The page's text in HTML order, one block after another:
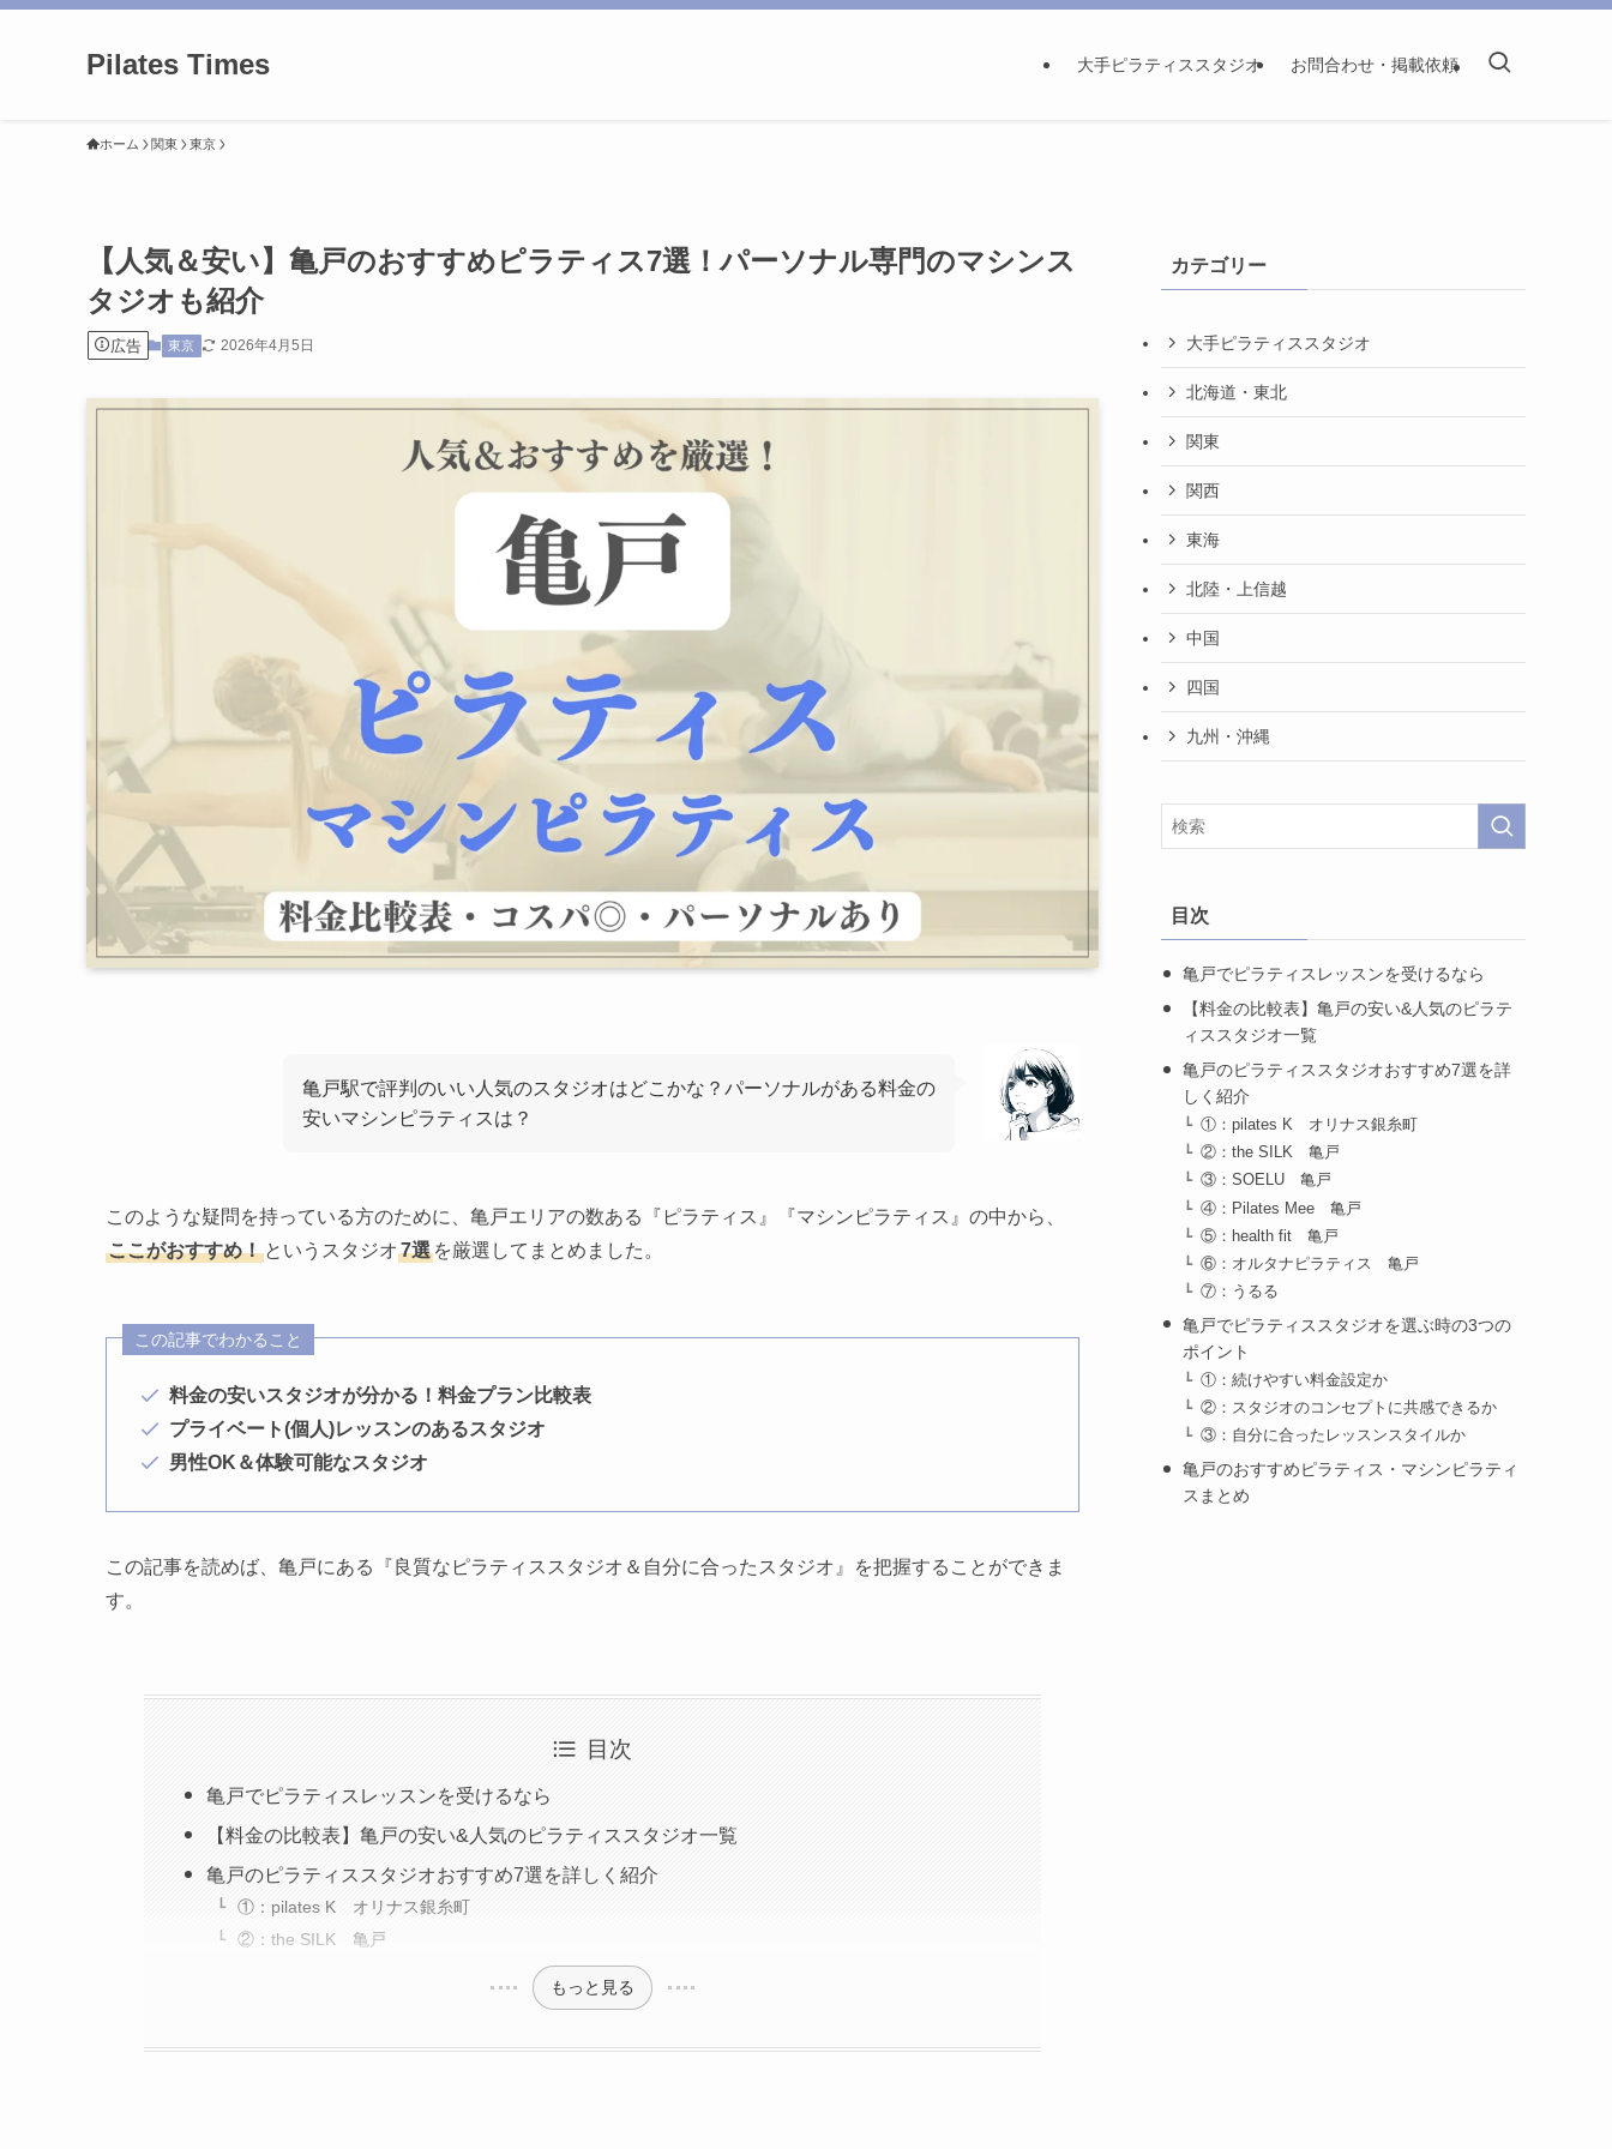
Pilates Times 大手ピラティススタジオ お問合わせ・掲載依頼
ホーム 関東 東京
【人気＆安い】亀戸のおすすめピラティス7選！パーソナル専門のマシンス
タジオも紹介
広告 東京 2026年4月5日
亀戸駅で評判のいい人気のスタジオはどこかな？パーソナルがある料金の
安いマシンピラティスは？
このような疑問を持っている方のために、亀戸エリアの数ある『ピラティス』『マシンピラティス』の中から、
ここがおすすめ！ というスタジオ 7選 を厳選してまとめました。
この記事でわかること
料金の安いスタジオが分かる！料金プラン比較表
プライベート(個人)レッスンのあるスタジオ
男性OK＆体験可能なスタジオ
この記事を読めば、亀戸にある『良質なピラティススタジオ＆自分に合ったスタジオ』を把握することができま
す。
目次
亀戸でピラティスレッスンを受けるなら
【料金の比較表】亀戸の安い&人気のピラティススタジオ一覧
亀戸のピラティススタジオおすすめ7選を詳しく紹介
①：pilates K オリナス銀糸町
②：the SILK 亀戸
もっと見る
カテゴリー
大手ピラティススタジオ
北海道・東北
関東
関西
東海
北陸・上信越
中国
四国
九州・沖縄
目次
亀戸でピラティスレッスンを受けるなら
【料金の比較表】亀戸の安い&人気のピラテ
ィススタジオ一覧
亀戸のピラティススタジオおすすめ7選を詳
しく紹介
①：pilates K オリナス銀糸町
②：the SILK 亀戸
③：SOELU 亀戸
④：Pilates Mee 亀戸
⑤：health fit 亀戸
⑥：オルタナピラティス 亀戸
⑦：うるる
亀戸でピラティススタジオを選ぶ時の3つの
ポイント
①：続けやすい料金設定か
②：スタジオのコンセプトに共感できるか
③：自分に合ったレッスンスタイルか
亀戸のおすすめピラティス・マシンピラティ
スまとめ